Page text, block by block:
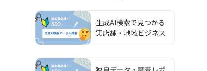
生成AI検索で見つかる
実店舗・地域ビジネス
を作るローカルAIO集